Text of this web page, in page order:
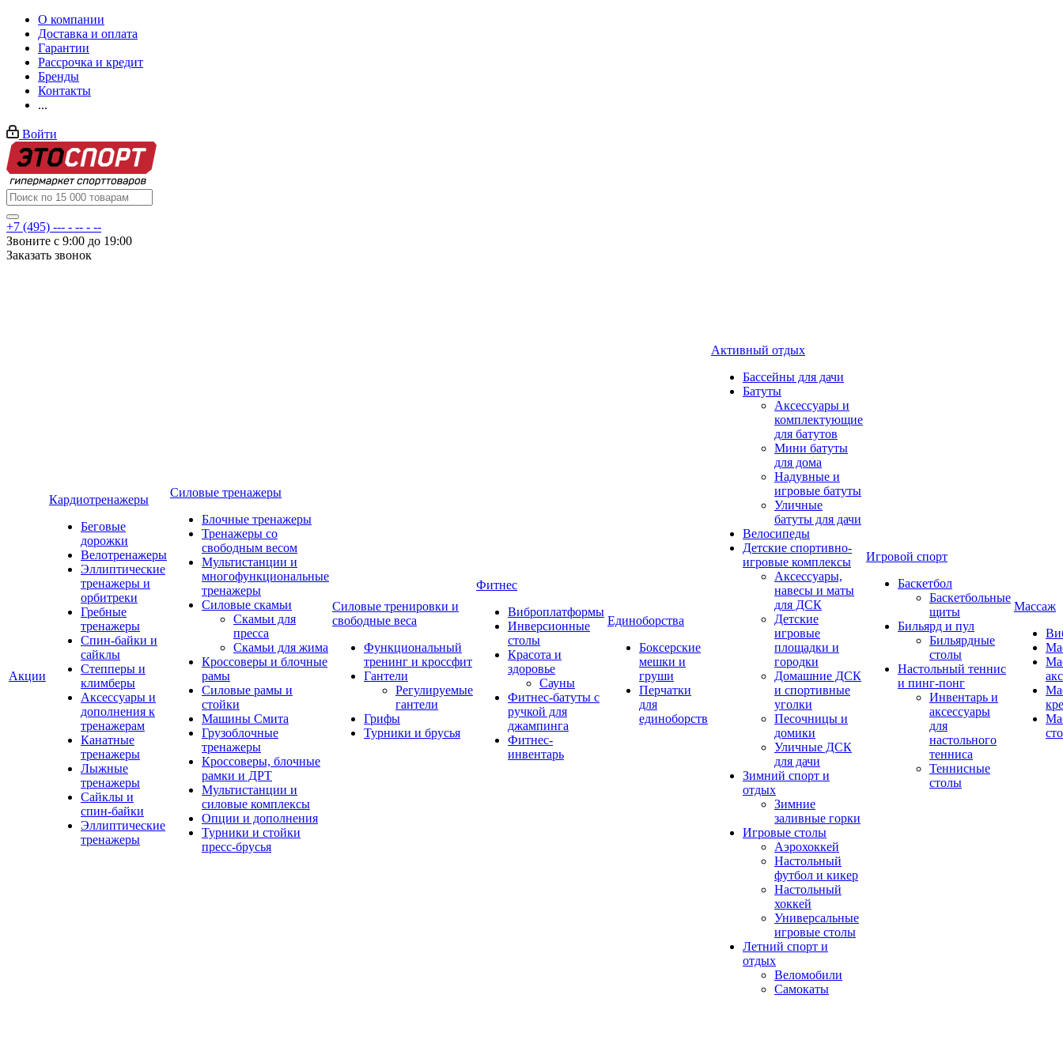
О компании
Доставка и оплата
Гарантии
Рассрочка и кредит
Бренды
Контакты
...
Войти
+7 (495) --- - -- - --
Звоните с 9:00 до 19:00
Заказать звонок
Акции
Кардиотренажеры
Беговые
дорожки
Велотренажеры
Эллиптические
тренажеры и
орбитреки
Гребные
тренажеры
Спин-байки и
сайклы
Степперы и
климберы
Аксессуары и
дополнения к
тренажерам
Канатные
тренажеры
Лыжные
тренажеры
Сайклы и
спин-байки
Эллиптические
тренажеры
Силовые тренажеры
Блочные тренажеры
Тренажеры со
свободным весом
Мультистанции и
многофункциональные
тренажеры
Силовые скамьи
Скамьи для
пресса
Скамьи для жима
Кроссоверы и блочные
рамы
Силовые рамы и
стойки
Машины Смита
Грузоблочные
тренажеры
Кроссоверы, блочные
рамки и ДРТ
Мультистанции и
силовые комплексы
Опции и дополнения
Турники и стойки
пресс-брусья
Силовые тренировки и
свободные веса
Функциональный
тренинг и кроссфит
Гантели
Регулируемые
гантели
Грифы
Турники и брусья
Фитнес
Виброплатформы
Инверсионные
столы
Красота и
здоровье
Сауны
Фитнес-батуты с
ручкой для
джампинга
Фитнес-
инвентарь
Единоборства
Боксерские
мешки и
груши
Перчатки
для
единоборств
Активный отдых
Бассейны для дачи
Батуты
Аксессуары и
комплектующие
для батутов
Мини батуты
для дома
Надувные и
игровые батуты
Уличные
батуты для дачи
Велосипеды
Детские спортивно-
игровые комплексы
Аксессуары,
навесы и маты
для ДСК
Детские
игровые
площадки и
городки
Домашние ДСК
и спортивные
уголки
Песочницы и
домики
Уличные ДСК
для дачи
Зимний спорт и
отдых
Зимние
заливные горки
Игровые столы
Аэрохоккей
Настольный
футбол и кикер
Настольный
хоккей
Универсальные
игровые столы
Летний спорт и
отдых
Веломобили
Самокаты
Игровой спорт
Баскетбол
Баскетбольные
щиты
Бильярд и пул
Бильярдные
столы
Настольный теннис
и пинг-понг
Инвентарь и
аксессуары
для
настольного
тенниса
Теннисные
столы
Массаж